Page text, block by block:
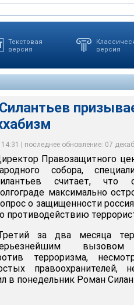
Текстовая
версия
версия
| последнее обновление: 07
центра Всемирного
максимально остро
от террористов и мерах по
ГУ МВД РФПравозащитного
собора,
считает, что
максимально
о защищенности
противодействию
за два месяца
терроризма,
правоохранителей,
в понедельник Роман